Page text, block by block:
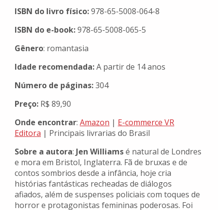
ISBN do livro físico:978-65-5008-064-8
ISBN do e-book:978-65-5008-065-5
Gênero: romantasia
Idade recomendada:A partir de 14 anos
Número de páginas:304
Preço: R$ 89,90
Onde encontrar: Amazon | E-commerce VR
Editora | Principais livrarias do Brasil
Sobre a autora: Jen Williamsé natural de Londres
e mora em Bristol, Inglaterra. Fã de bruxas e de
contos sombrios desde a infância, hoje cria
histórias fantásticas recheadas de diálogos
afiados, além de suspenses policiais com toques de
horror e protagonistas femininas poderosas. Foi